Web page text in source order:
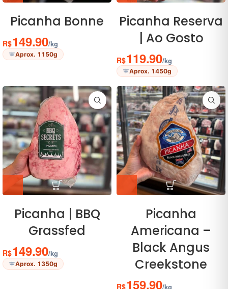
Picanha Bonne
R$149.90/kg
Aprox. 1150g
Picanha Reserva
| Ao Gosto
R$119.90/kg
Aprox. 1450g
Picanha | BBQ
Grassfed
R$149.90/kg
Aprox. 1350g
Picanha
Americana –
Black Angus
Creekstone
R$159.90/kg